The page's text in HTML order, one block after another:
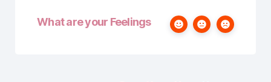
What are your Feelings